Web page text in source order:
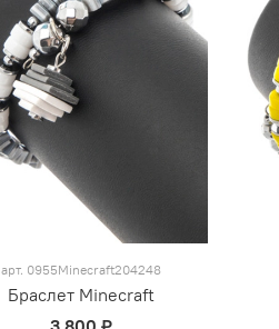
арт. 0955Minecraft204248
Браслет Minecraft